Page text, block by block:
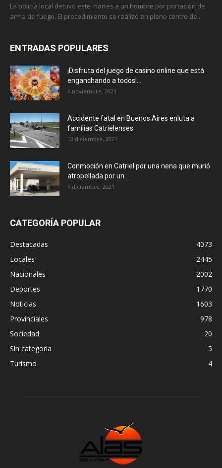
La policía local detuvo este martes a un hombre por portación de
arma de fuego. El procedimiento se realizó en pleno centro de...
ENTRADAS POPULARES
¡Disfruta del juego de casino online que está
enganchando a todos!...
6 noviembre, 2023
Accidente fatal en Buenos Aires enluta a
familias Catrielenses
13 diciembre, 2021
Conmoción en Catriel por una nena que murió
atropellada por un...
6 diciembre, 2021
CATEGORÍA POPULAR
Destacadas
4073
Locales
2445
Nacionales
2002
Deportes
1770
Noticias
1603
Provinciales
978
Sociedad
20
Sin categoría
5
Turismo
4